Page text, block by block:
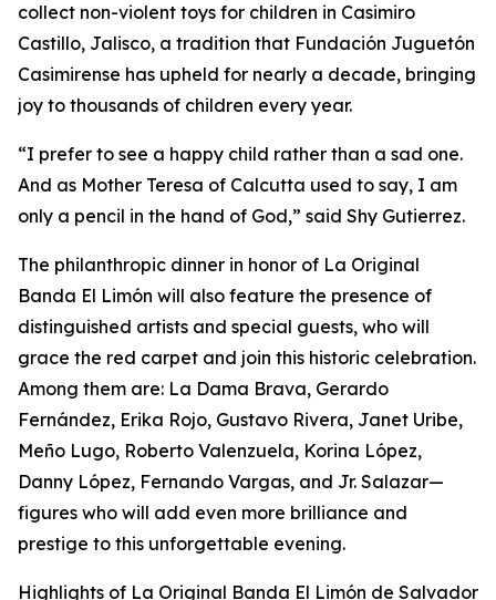
collect non-violent toys for children in Casimiro
Castillo, Jalisco, a tradition that Fundación Juguetón
Casimirense has upheld for nearly a decade, bringing
joy to thousands of children every year.
“I prefer to see a happy child rather than a sad one.
And as Mother Teresa of Calcutta used to say, I am
only a pencil in the hand of God,” said Shy Gutierrez.
The philanthropic dinner in honor of La Original
Banda El Limón will also feature the presence of
distinguished artists and special guests, who will
grace the red carpet and join this historic celebration.
Among them are: La Dama Brava, Gerardo
Fernández, Erika Rojo, Gustavo Rivera, Janet Uribe,
Meño Lugo, Roberto Valenzuela, Korina López,
Danny López, Fernando Vargas, and Jr. Salazar—
figures who will add even more brilliance and
prestige to this unforgettable evening.
Highlights of La Original Banda El Limón de Salvador